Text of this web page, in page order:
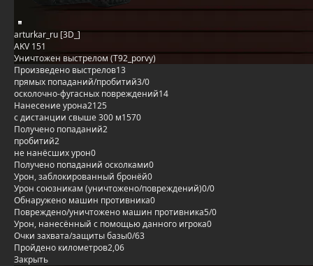
arturkar_ru [3D_]
AKV 151
Уничтожен выстрелом (T92_porvy)
Произведено выстрелов13
прямых попаданий/пробитий3/0
осколочно-фугасных повреждений14
Нанесение урона2125
с дистанции свыше 300 м1570
Получено попаданий2
пробитий2
не нанёсших урон0
Получено попаданий осколками0
Урон, заблокированный бронёй0
Урон союзникам (уничтожено/повреждений)0/0
Обнаружено машин противника0
Повреждено/уничтожено машин противника5/0
Урон, нанесённый с помощью данного игрока0
Очки захвата/защиты базы0/63
Пройдено километров2,06
Закрыть